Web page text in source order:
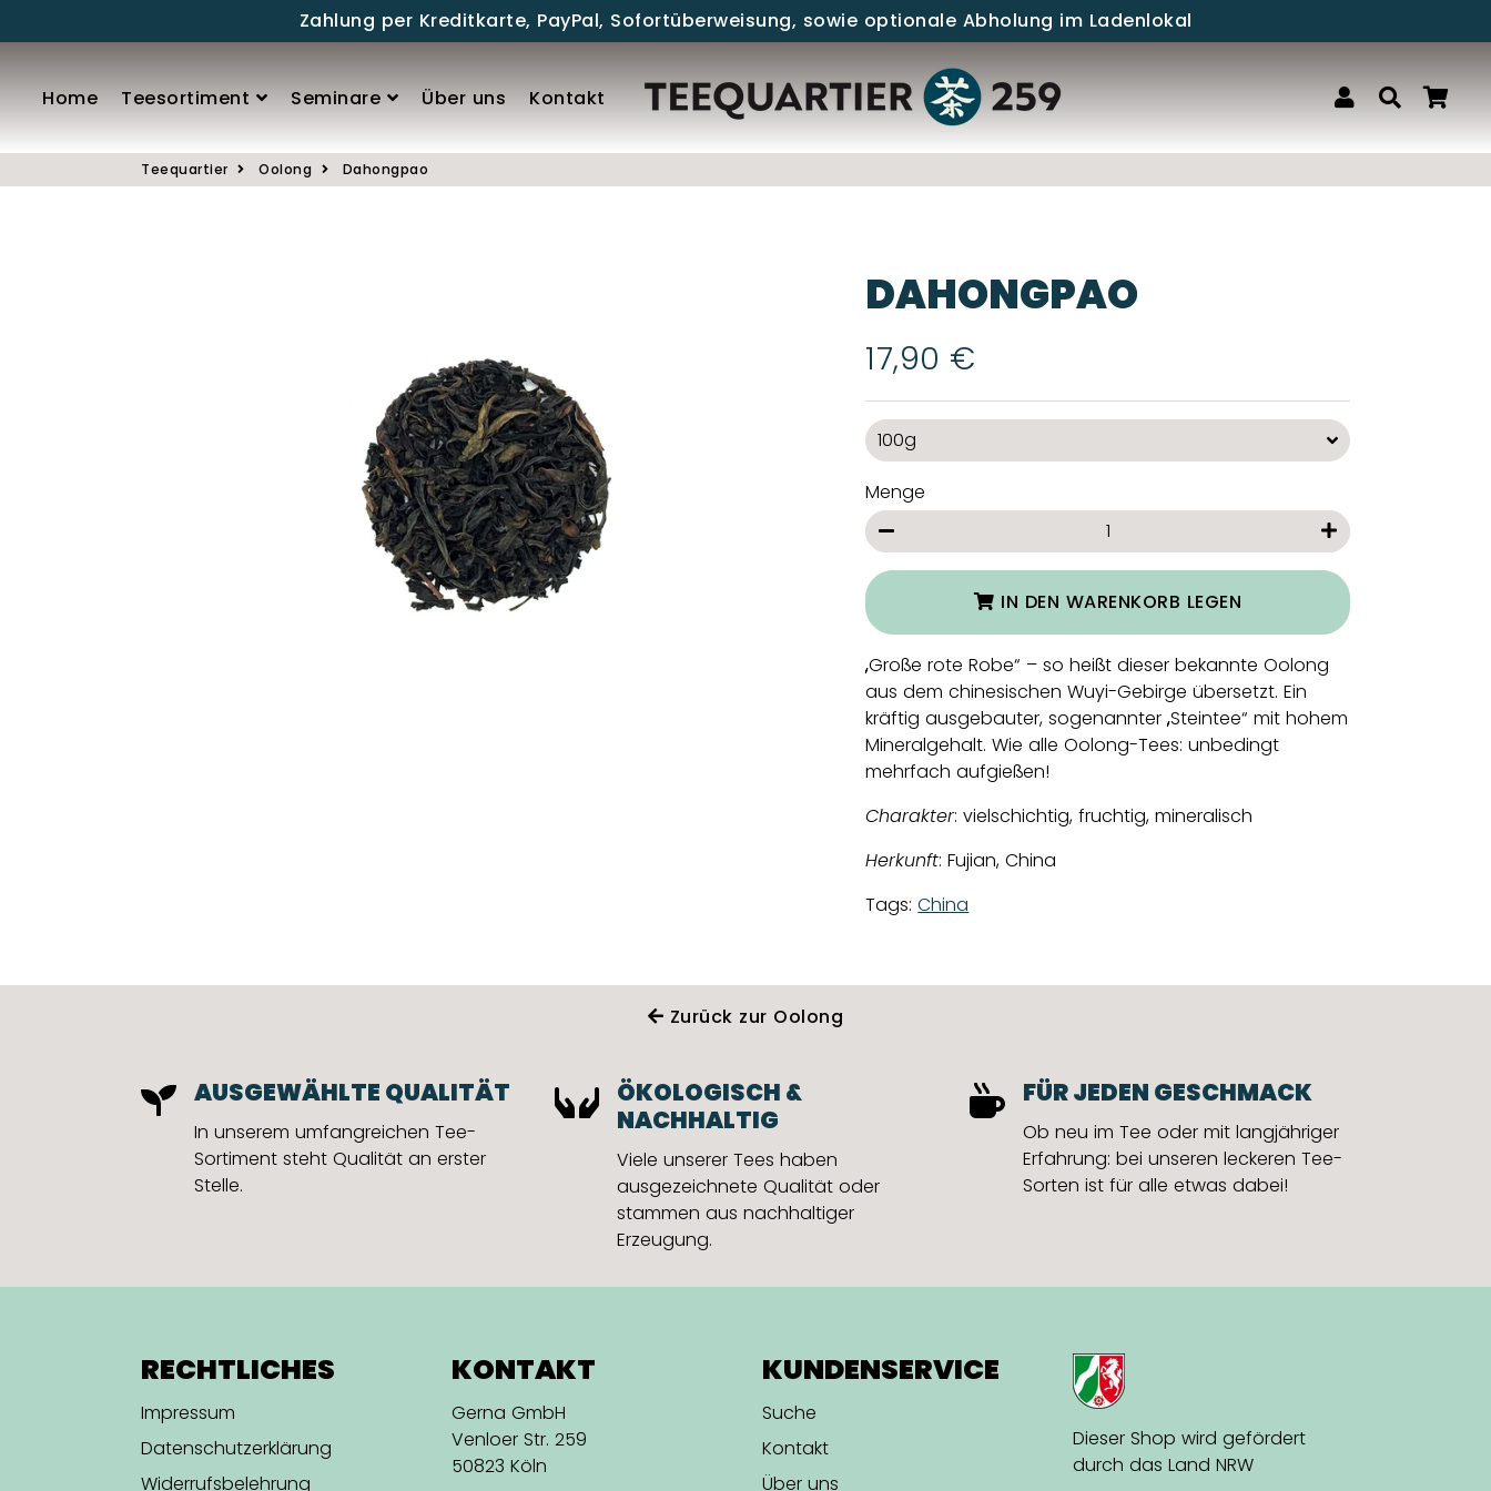
Zahlung per Kreditkarte, PayPal, Sofortüberweisung, sowie optionale Abholung im Ladenlokal
TEEQUARTIER
Home Teesortiment Seminare Über uns Kontakt Einloggen
Suche
Teequartier Oolong Dahongpao
DAHONGPAO
Normaler
Preis
Sonderpreis
17,90 €
Title
Menge
+
IN DEN WARENKORB LEGEN
„Große rote Robe“ – so heißt dieser bekannte Oolong
aus dem chinesischen Wuyi-Gebirge übersetzt. Ein
kräftig ausgebauter, sogenannter „Steintee“ mit hohem
Mineralgehalt. Wie alle Oolong-Tees: unbedingt
mehrfach aufgießen!
Charakter: vielschichtig, fruchtig, mineralisch
Herkunft: Fujian, China
Tags:China
Zurück zur Oolong
AUSGEWÄHLTE QUALITÄT
In unserem umfangreichen Tee-
Sortiment steht Qualität an erster
Stelle.
ÖKOLOGISCH &
NACHHALTIG
Viele unserer Tees haben
ausgezeichnete Qualität oder
stammen aus nachhaltiger
Erzeugung.
FÜR JEDEN GESCHMACK
Ob neu im Tee oder mit langjähriger
Erfahrung: bei unseren leckeren Tee-
Sorten ist für alle etwas dabei!
RECHTLICHES
Impressum
Datenschutzerklärung
Widerrufsbelehrung
KONTAKT
Gerna GmbH
Venloer Str. 259
50823 Köln
KUNDENSERVICE
Suche
Kontakt
Über uns
Dieser Shop wird gefördert
durch das Land NRW